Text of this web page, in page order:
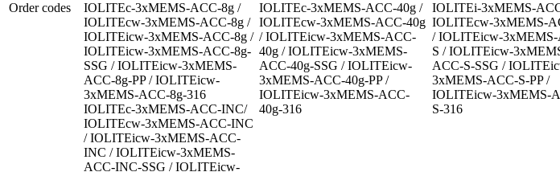
Order codes
IOLITEc-3xMEMS-ACC-8g /
IOLITEcw-3xMEMS-ACC-8g /
IOLITEicw-3xMEMS-ACC-8g /
IOLITEicw-3xMEMS-ACC-8g-
SSG / IOLITEicw-3xMEMS-
ACC-8g-PP / IOLITEicw-
3xMEMS-ACC-8g-316
IOLITEc-3xMEMS-ACC-INC/
IOLITEcw-3xMEMS-ACC-INC
/ IOLITEicw-3xMEMS-ACC-
INC / IOLITEicw-3xMEMS-
ACC-INC-SSG / IOLITEicw-
IOLITEc-3xMEMS-ACC-40g /
IOLITEcw-3xMEMS-ACC-40g
/ IOLITEicw-3xMEMS-ACC-
40g / IOLITEicw-3xMEMS-
ACC-40g-SSG / IOLITEicw-
3xMEMS-ACC-40g-PP /
IOLITEicw-3xMEMS-ACC-
40g-316
IOLITEi-3xMEMS-
IOLITEcw-3xMEMS-
/ IOLITEicw-
S / IOLITEicw-
ACC-S-SSG /
3xMEMS-ACC-S-PP /
IOLITEicw-3xMEMS-
S-316